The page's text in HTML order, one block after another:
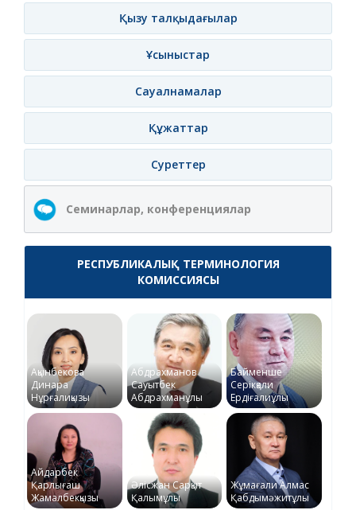
Қызу талқыдағылар
Ұсыныстар
Сауалнамалар
Құжаттар
Суреттер
Семинарлар, конференциялар
РЕСПУБЛИКАЛЫҚ ТЕРМИНОЛОГИЯ
КОМИССИЯСЫ
Ақынбекова
Динара
Нұрғалиқызы
Абдрахманов
Сауытбек
Абдрахманұлы
Байменше
Серікқали
Ердіғалиұлы
Айдарбек
Қарлығаш
Жамалбекқызы
Әлісжан Сарқыт
Қалымұлы
Жұмағали Алмас
Қабдымәжитұлы